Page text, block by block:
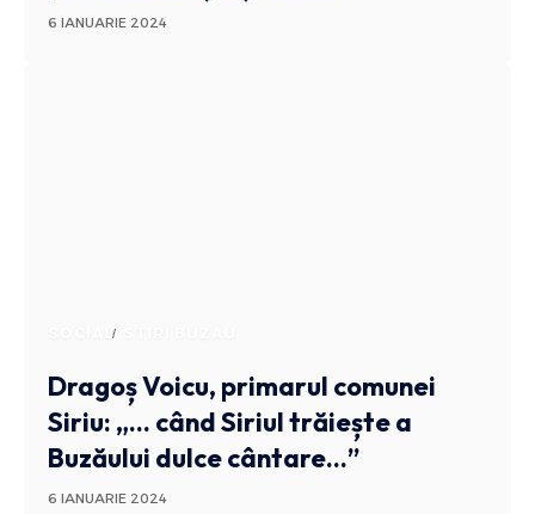
6 IANUARIE 2024
SOCIAL
Dragoș Voicu, primarul comunei
Siriu: „… când Siriul trăiește a
Buzăului dulce cântare…”
6 IANUARIE 2024